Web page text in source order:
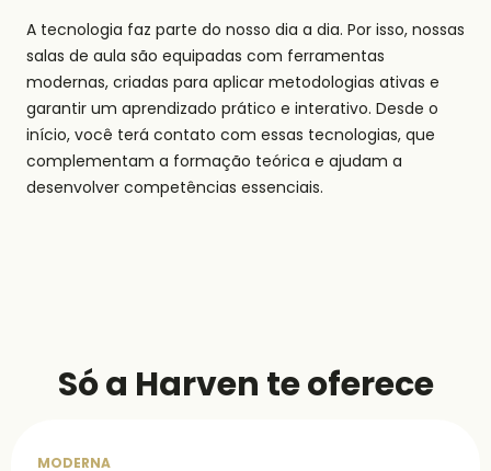
A tecnologia faz parte do nosso dia a dia. Por isso, nossas
salas de aula são equipadas com ferramentas
modernas, criadas para aplicar metodologias ativas e
garantir um aprendizado prático e interativo. Desde o
início, você terá contato com essas tecnologias, que
complementam a formação teórica e ajudam a
desenvolver competências essenciais.
Só a Harven te oferece
MODERNA